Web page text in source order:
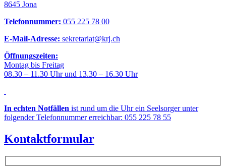
8645 Jona
Telefonnummer: 055 225 78 00
E-Mail-Adresse: sekretariat@krj.ch
Öffnungszeiten:
Montag bis Freitag
08.30 – 11.30 Uhr und 13.30 – 16.30 Uhr
In echten Notfällen ist rund um die Uhr ein Seelsorger unter
folgender Telefonnummer erreichbar: 055 225 78 55
Kontaktformular